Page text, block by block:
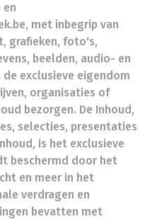
en
met inbegrip van
grafieken, foto's,
beelden, audio- en
exclusieve eigendom
organisaties of
bezorgen. De Inhoud,
selecties, presentaties
is het exclusieve
beschermd door het
en meer in het
verdragen en
bevatten met